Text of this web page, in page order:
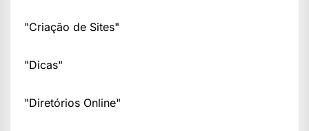
"Criação de Sites"
"Dicas"
"Diretórios Online"